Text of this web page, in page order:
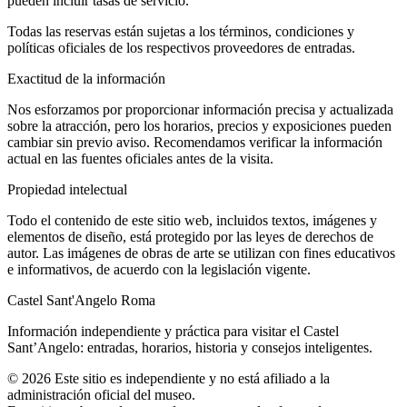
Todas las reservas están sujetas a los términos, condiciones y
políticas oficiales de los respectivos proveedores de entradas.
Exactitud de la información
Nos esforzamos por proporcionar información precisa y actualizada
sobre la atracción, pero los horarios, precios y exposiciones pueden
cambiar sin previo aviso. Recomendamos verificar la información
actual en las fuentes oficiales antes de la visita.
Propiedad intelectual
Todo el contenido de este sitio web, incluidos textos, imágenes y
elementos de diseño, está protegido por las leyes de derechos de
autor. Las imágenes de obras de arte se utilizan con fines educativos
e informativos, de acuerdo con la legislación vigente.
Castel Sant'Angelo Roma
Información independiente y práctica para visitar el Castel
Sant’Angelo: entradas, horarios, historia y consejos inteligentes.
© 2026 Este sitio es independiente y no está afiliado a la
administración oficial del museo.